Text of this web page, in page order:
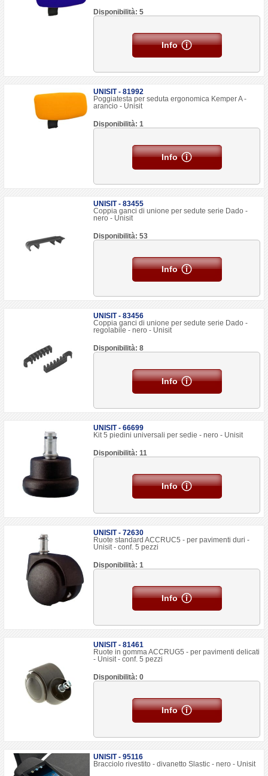
Disponibilità: 5
Info
UNISIT - 81992
Poggiatesta per seduta ergonomica Kemper A -
arancio - Unisit
Disponibilità: 1
Info
UNISIT - 83455
Coppia ganci di unione per sedute serie Dado -
nero - Unisit
Disponibilità: 53
Info
UNISIT - 83456
Coppia ganci di unione per sedute serie Dado -
regolabile - nero - Unisit
Disponibilità: 8
Info
UNISIT - 66699
Kit 5 piedini universali per sedie - nero - Unisit
Disponibilità: 11
Info
UNISIT - 72630
Ruote standard ACCRUC5 - per pavimenti duri -
Unisit - conf. 5 pezzi
Disponibilità: 1
Info
UNISIT - 81461
Ruote in gomma ACCRUG5 - per pavimenti delicati
- Unisit - conf. 5 pezzi
Disponibilità: 0
Info
UNISIT - 95116
Bracciolo rivestito - divanetto Slastic - nero - Unisit